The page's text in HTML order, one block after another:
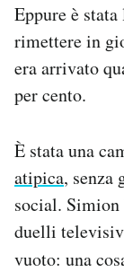
Eppure è
rimettere in
era arrivato
per cento.
È stata una
atipica, senza
social. Simion
duelli
vuoto: una